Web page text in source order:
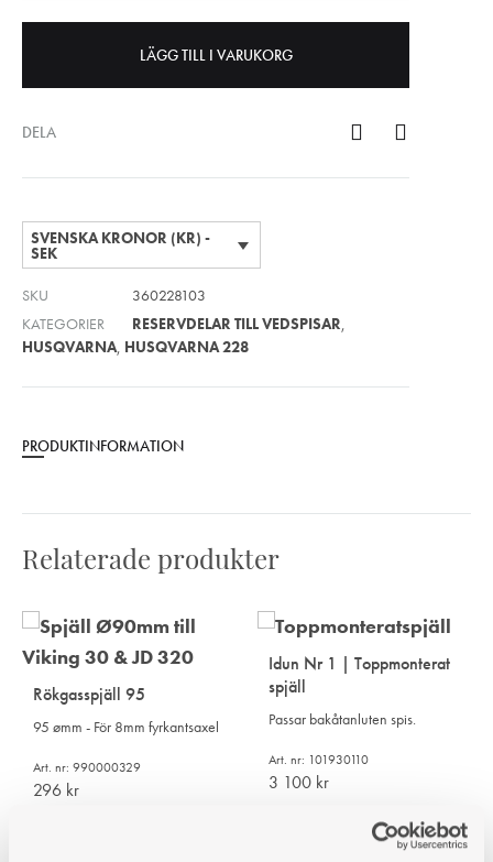
LÄGG TILL I VARUKORG
DELA
SVENSKA KRONOR (KR) -
SEK
SKU
360228103
KATEGORIER
RESERVDELAR TILL VEDSPISAR
HUSQVARNA HUSQVARNA 228
PRODUKTINFORMATION
Relaterade produkter
Rökgasspjäll 95
95 ømm - För 8mm fyrkantsaxel
Art. nr: 990000329
296 kr
Idun Nr 1 | Toppmonterat
spjäll
Passar bakåtanluten spis.
Art. nr: 101930110
3 100 kr